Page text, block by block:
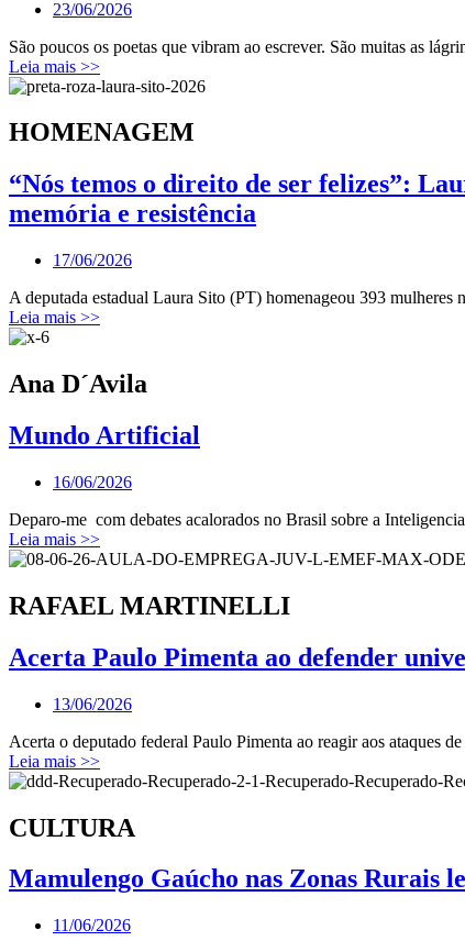
23/06/2026
São poucos os poetas que vibram ao escrever. São muitas as
Leia mais >>
HOMENAGEM
“Nós temos o direito de ser felizes”:
memória e resistência
17/06/2026
A deputada estadual Laura Sito (PT) homenageou 393 mulheres
Leia mais >>
Ana D´Avila
Mundo Artificial
16/06/2026
Deparo-me com debates acalorados no Brasil sobre a
Leia mais >>
RAFAEL MARTINELLI
Acerta Paulo Pimenta ao defender
13/06/2026
Acerta o deputado federal Paulo Pimenta ao reagir aos ataques
Leia mais >>
CULTURA
Mamulengo Gaúcho nas Zonas Rurais
11/06/2026